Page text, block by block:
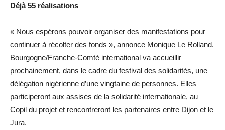
Déjà 55 réalisations
« Nous espérons pouvoir organiser des manifestations pour
continuer à récolter des fonds », annonce Monique Le Rolland.
Bourgogne/Franche-Comté international va accueillir
prochainement, dans le cadre du festival des solidarités, une
délégation nigérienne d’une vingtaine de personnes. Elles
participeront aux assises de la solidarité internationale, au
Copil du projet et rencontreront les partenaires entre Dijon et le
Jura.